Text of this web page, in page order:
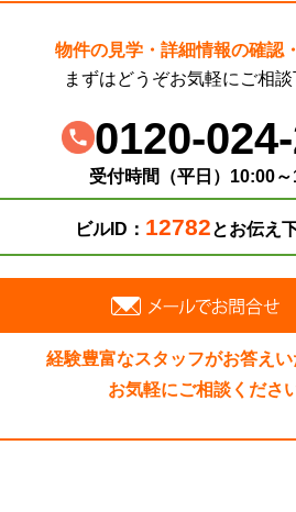
物件の見学・詳細情報の確認
まずはどうぞお気軽にご相談
0120-
受付時間（平日）10:00
ビルID： 12782とお伝え
経験豊富なスタッフがお答えい
お気軽にご相談くださ